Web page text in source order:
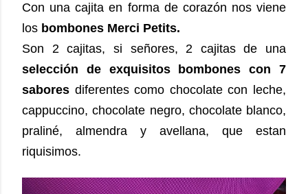
Con una cajita en forma de corazón nos viene
los bombones Merci Petits.
Son 2 cajitas, si señores, 2 cajitas de una
selección de exquisitos bombones con 7
sabores diferentes como chocolate con leche,
cappuccino, chocolate negro, chocolate blanco,
praliné, almendra y avellana, que estan
riquisimos.